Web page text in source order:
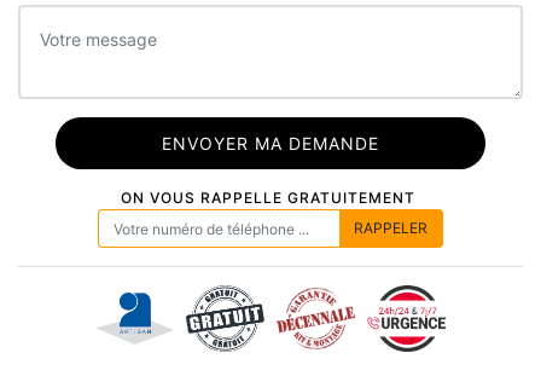
ON VOUS RAPPELLE GRATUITEMENT